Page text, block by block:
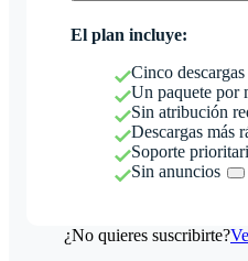
El plan incluye:
Cinco
Un paquete por
Sin atribución
Descargas más
Soporte
Sin anuncios
¿No quieres suscribirte?